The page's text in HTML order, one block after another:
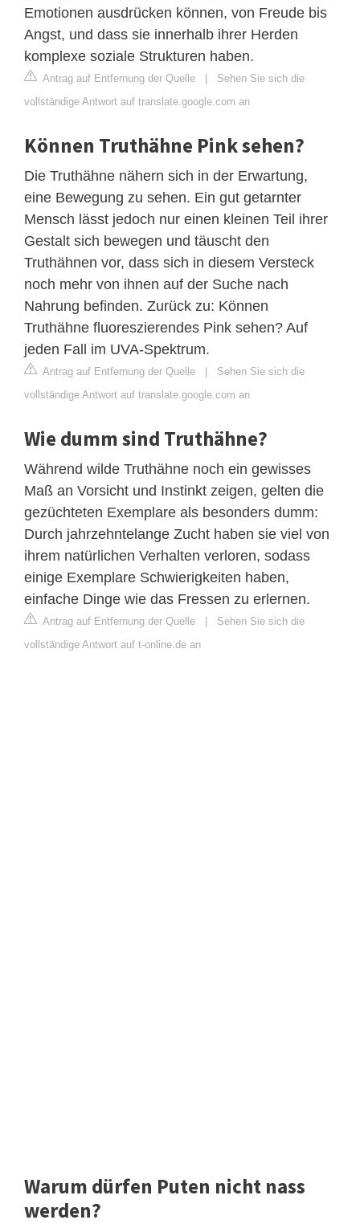
Emotionen ausdrücken können, von Freude bis
Angst, und dass sie innerhalb ihrer Herden
komplexe soziale Strukturen haben.
Antrag auf Entfernung der Quelle | Sehen Sie sich die
vollständige Antwort auf translate.google.com an
Können Truthähne Pink sehen?
Die Truthähne nähern sich in der Erwartung,
eine Bewegung zu sehen. Ein gut getarnter
Mensch lässt jedoch nur einen kleinen Teil ihrer
Gestalt sich bewegen und täuscht den
Truthähnen vor, dass sich in diesem Versteck
noch mehr von ihnen auf der Suche nach
Nahrung befinden. Zurück zu: Können
Truthähne fluoreszierendes Pink sehen? Auf
jeden Fall im UVA-Spektrum.
Antrag auf Entfernung der Quelle | Sehen Sie sich die
vollständige Antwort auf translate.google.com an
Wie dumm sind Truthähne?
Während wilde Truthähne noch ein gewisses
Maß an Vorsicht und Instinkt zeigen, gelten die
gezüchteten Exemplare als besonders dumm:
Durch jahrzehntelange Zucht haben sie viel von
ihrem natürlichen Verhalten verloren, sodass
einige Exemplare Schwierigkeiten haben,
einfache Dinge wie das Fressen zu erlernen.
Antrag auf Entfernung der Quelle | Sehen Sie sich die
vollständige Antwort auf t-online.de an
Warum dürfen Puten nicht nass
werden?